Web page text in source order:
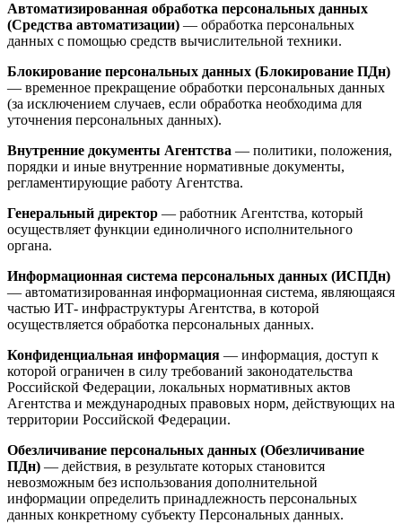
Автоматизированная обработка персональных данных
(Средства автоматизации) — обработка персональных
данных с помощью средств вычислительной техники.
Блокирование персональных данных (Блокирование ПДн)
— временное прекращение обработки персональных данных
(за исключением случаев, если обработка необходима для
уточнения персональных данных).
Внутренние документы Агентства — политики, положения,
порядки и иные внутренние нормативные документы,
регламентирующие работу Агентства.
Генеральный директор — работник Агентства, который
осуществляет функции единоличного исполнительного
органа.
Информационная система персональных данных (ИСПДн)
— автоматизированная информационная система, являющаяся
частью ИТ- инфраструктуры Агентства, в которой
осуществляется обработка персональных данных.
Конфиденциальная информация — информация, доступ к
которой ограничен в силу требований законодательства
Российской Федерации, локальных нормативных актов
Агентства и международных правовых норм, действующих на
территории Российской Федерации.
Обезличивание персональных данных (Обезличивание
ПДн) — действия, в результате которых становится
невозможным без использования дополнительной
информации определить принадлежность персональных
данных конкретному субъекту Персональных данных.